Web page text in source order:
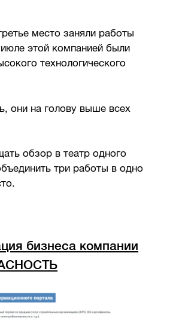
место заняли работы
этой компанией были
технологического
они на голову выше всех
обзор в театр одного
три работы в одно
бизнеса компании